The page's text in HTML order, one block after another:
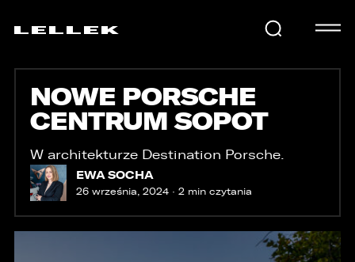
SAMOCHODY
USŁUGI
KARIERA
NOWE PORSCHE
CENTRUM SOPOT
W architekturze Destination Porsche.
EWA SOCHA
26 września, 2024 · 2 min czytania